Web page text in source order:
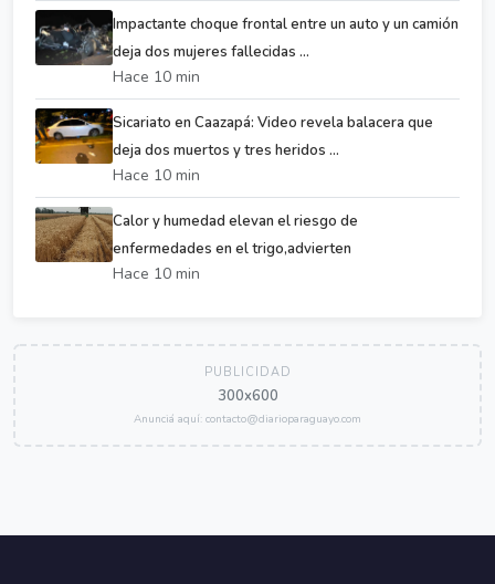
Impactante choque frontal entre un auto y un camión
deja dos mujeres fallecidas ...
Hace 10 min
Sicariato en Caazapá: Video revela balacera que
deja dos muertos y tres heridos ...
Hace 10 min
Calor y humedad elevan el riesgo de
enfermedades en el trigo,advierten
Hace 10 min
PUBLICIDAD
300x600
Anunciá aquí: contacto@diarioparaguayo.com